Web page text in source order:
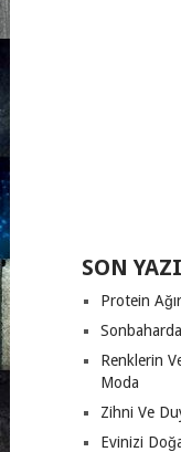
SON
Protein
Renklerin
Moda
Zihni Ve
Evinizi